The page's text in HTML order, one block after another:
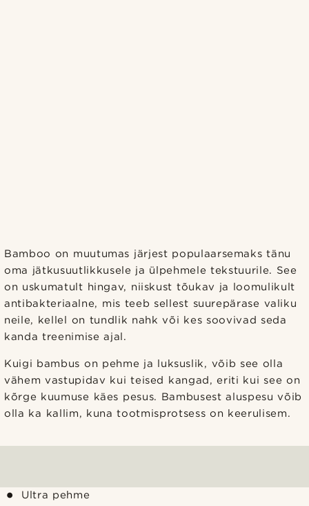
Bamboo on muutumas järjest populaarsemaks tänu
oma jätkusuutlikkusele ja ülpehmele tekstuurile. See
on uskumatult hingav, niiskust tõukav ja loomulikult
antibakteriaalne, mis teeb sellest suurepärase valiku
neile, kellel on tundlik nahk või kes soovivad seda
kanda treenimise ajal.
Kuigi bambus on pehme ja luksuslik, võib see olla
vähem vastupidav kui teised kangad, eriti kui see on
kõrge kuumuse käes pesus. Bambusest aluspesu võib
olla ka kallim, kuna tootmisprotsess on keerulisem.
Ultra pehme